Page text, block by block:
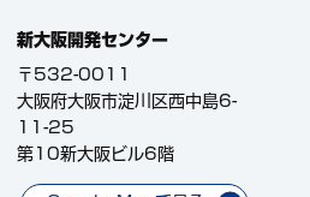
新大阪開発センター
〒532-0011
大阪府大阪市淀川区西中島6-
11-25
第10新大阪ビル6階